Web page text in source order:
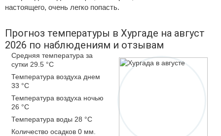
настоящего, очень легко попасть.
Прогноз температуры в Хургаде на август
2026 по наблюдениям и отзывам
Средняя температура за
сутки 29.5 °C
Температура воздуха днем
33 °C
Температура воздуха ночью
26 °C
Температура воды 28 °C
Количество осадков 0 мм.